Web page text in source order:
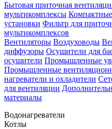
Бытовая приточная
мультикомплексы
установки Фильтр для
мультикомплексов
Вентиляторы Воздуховоды
диффузоры Осушители для
осушители Промышленные
Промышленные
нагреватели и охладители
для вентиляции
материалы
Водонагреватели
Котлы